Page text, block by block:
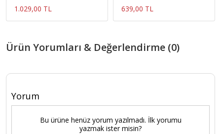
1.029,00 TL 639,00 TL
Ürün Yorumları & Değerlendirme (0)
Yorum
Bu ürüne henüz yorum yazılmadı. İlk yorumu
yazmak ister misin?